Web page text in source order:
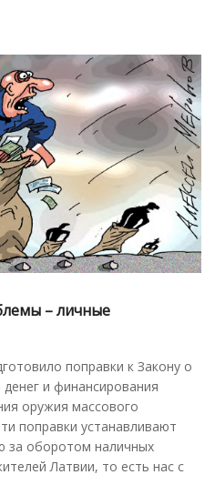
– личные
поправки к Закону о
и финансирования
оружия массового
поправки устанавливают
за оборотом наличных
Латвии, то есть нас с